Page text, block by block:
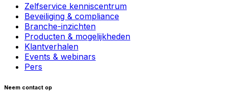
Zelfservice kenniscentrum
Beveiliging & compliance
Branche-inzichten
Producten & mogelijkheden
Klantverhalen
Events & webinars
Pers
Neem contact op